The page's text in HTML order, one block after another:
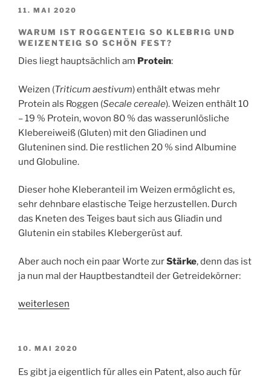
VERÖFFENTLICHT
11. MAI 2020
WARUM IST ROGGENTEIG SO KLEBRIG UND
WEIZENTEIG SO SCHÖN FEST?
Dies liegt hauptsächlich am Protein:
Weizen (Triticum aestivum) enthält etwas mehr
Protein als Roggen (Secale cereale). Weizen enthält 10
– 19 % Protein, wovon 80 % das wasserunlösliche
Klebereiweiß (Gluten) mit den Gliadinen und
Gluteninen sind. Die restlichen 20 % sind Albumine
und Globuline.
Dieser hohe Kleberanteil im Weizen ermöglicht es,
sehr dehnbare elastische Teige herzustellen. Durch
das Kneten des Teiges baut sich aus Gliadin und
Glutenin ein stabiles Klebergerüst auf.
Aber auch noch ein paar Worte zurStärke, denn das ist
ja nun mal der Hauptbestandteil der Getreidekörner:
„Weizen-
weiterlesen
VERÖFFENTLICHT
10. MAI 2020
Es gibt ja eigentlich für alles ein Patent, also auch für